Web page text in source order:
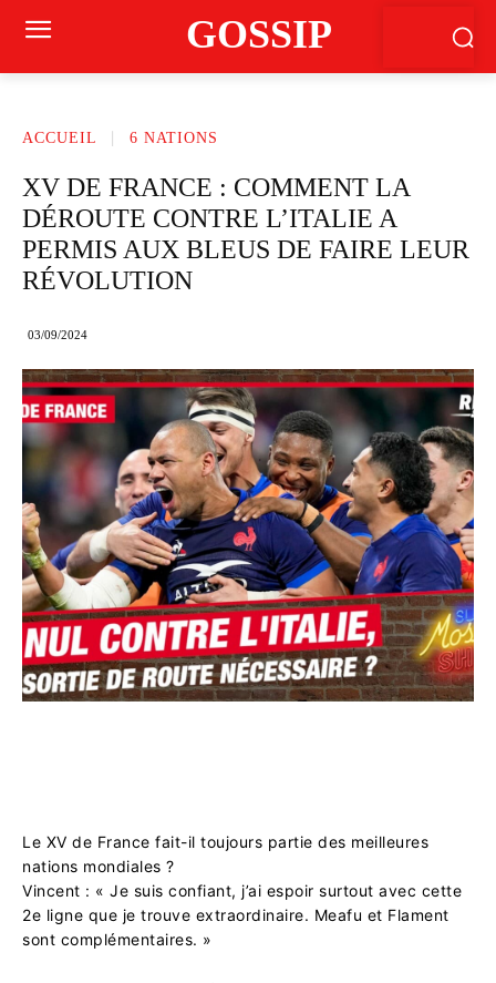
GOSSIP
ACCUEIL 6 NATIONS
XV DE FRANCE : COMMENT LA
DÉROUTE CONTRE L’ITALIE A
PERMIS AUX BLEUS DE FAIRE LEUR
RÉVOLUTION
03/09/2024
Le XV de France fait-il toujours partie des meilleures
nations mondiales ?
Vincent : « Je suis confiant, j’ai espoir surtout avec cette
2e ligne que je trouve extraordinaire. Meafu et Flament
sont complémentaires. »